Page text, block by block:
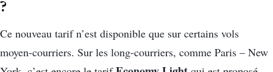
?
Ce nouveau tarif n’est disponible que sur certains vols
moyen-courriers. Sur les long-courriers, comme Paris – New